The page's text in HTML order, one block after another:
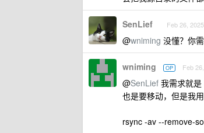
SenLief Feb 26,
@wniming 没懂？你
wniming OP Feb
@SenLief 我需求就
也是要移动，但是我
rsync -av --remove-